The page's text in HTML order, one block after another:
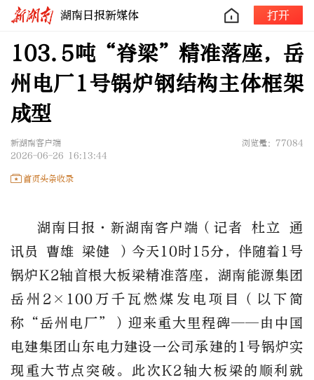
湖南日报新媒体 打开
103.5吨“脊梁”精准落座，岳
州电厂1号锅炉钢结构主体框架
成型
新湖南客户端
浏览量：77084
2026-06-26 16:13:44
首页头条收录
湖南日报·新湖南客户端（记者 杜立 通
讯员 曹雄 梁健 ）今天10时15分，伴随着1号
锅炉K2轴首根大板梁精准落座，湖南能源集团
岳州2×100万千瓦燃煤发电项目（以下简
称“岳州电厂”）迎来重大里程碑——由中国
电建集团山东电力建设一公司承建的1号锅炉实
现重大节点突破。此次K2轴大板梁的顺利就